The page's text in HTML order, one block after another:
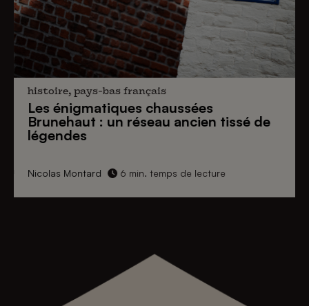
histoire, pays-bas français
Les énigmatiques chaussées
Brunehaut : un réseau ancien tissé de
légendes
Nicolas Montard 6 min. temps de lecture